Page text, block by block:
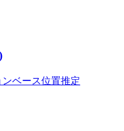
ベース位置推定